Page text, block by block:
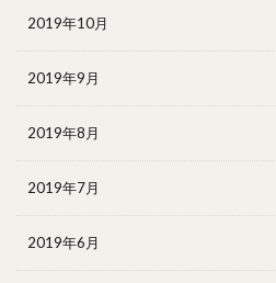
2019年10月
2019年9月
2019年8月
2019年7月
2019年6月